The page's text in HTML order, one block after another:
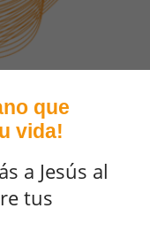
que
vida!
a Jesús al
tus